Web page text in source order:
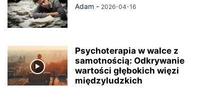
Adam - 2026-04-16
Psychoterapia w walce z
samotnością: Odkrywanie
wartości głębokich więzi
międzyludzkich